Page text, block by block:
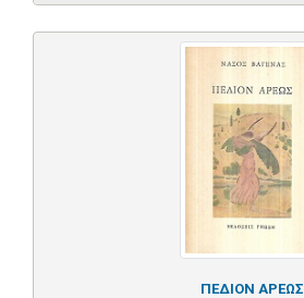
ΠΕΔΙΟΝ ΑΡΕΩΣ